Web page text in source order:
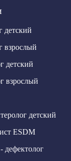
детский
взрослый
детский
взрослый
детский
ESDM
дефектолог